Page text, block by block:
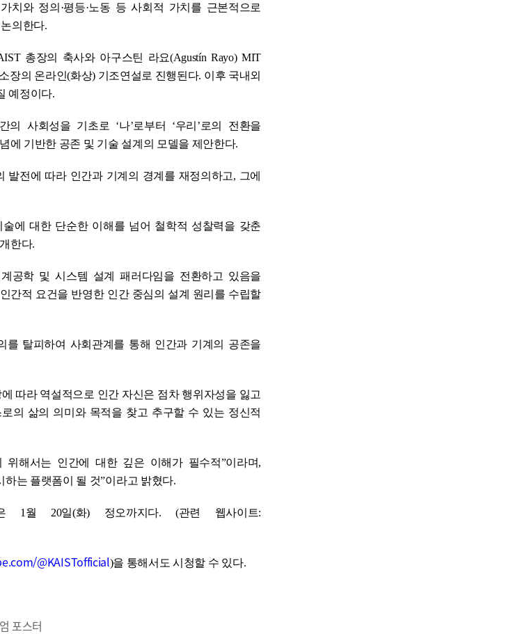
치와 정의·평등·노동 등 사회적 가치를 근본적으로
의한다.
총장의 축사와 아구스틴 라요(Agustín Rayo) MIT
장의 온라인(화상) 기조연설로 진행된다. 이후 국내외
예정이다.
사회성을 기초로 ‘나’로부터 ‘우리’로의 전환을
에 기반한 공존 및 기술 설계의 모델을 제안한다.
전에 따라 인간과 기계의 경계를 재정의하고, 그에
에 대한 단순한 이해를 넘어 철학적 성찰력을 갖춘
한다.
공학 및 시스템 설계 패러다임을 전환하고 있음을
간적 요건을 반영한 인간 중심의 설계 원리를 수립할
를 탈피하여 사회관계를 통해 인간과 기계의 공존을
따라 역설적으로 인간 자신은 점차 행위자성을 잃고
의 삶의 의미와 목적을 찾고 추구할 수 있는 정신적
위해서는 인간에 대한 깊은 이해가 필수적”이라며,
하는 플랫폼이 될 것”이라고 밝혔다.
1월 20일(화) 정오까지다. (관련 웹사이트:
@KAISTofficial)을 통해서도 시청할 수 있다.